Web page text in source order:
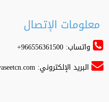
معلومات الإتصال
واتساب: 966556361500+
البريد الإلكتروني: